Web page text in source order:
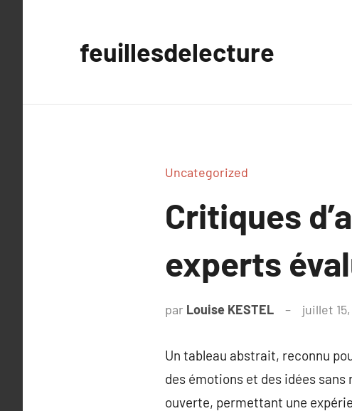
feuillesdelecture
Uncategorized
Critiques
experts
par Louise KESTEL juillet
Un tableau abstrait, reconnu
des émotions et des idées
ouverte, permettant une